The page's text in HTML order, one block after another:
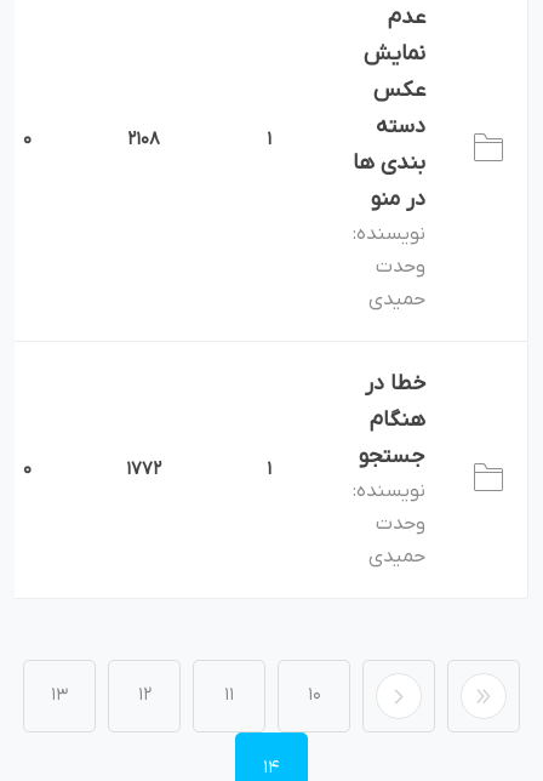
عدم
نمایش
عکس
دسته
بندی ها
در منو
نویسنده:
وحدت
حمیدی
1
2108
0
خطا در
هنگام
جستجو
نویسنده:
وحدت
حمیدی
1
1772
0
10
11
12
13
14